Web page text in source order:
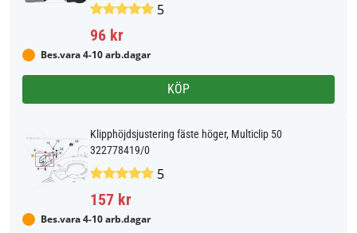
5
96 kr
Bes.vara 4-10 arb.dagar
KÖP
Klipphöjdsjustering fäste höger, Multiclip 50
322778419/0
5
157 kr
Bes.vara 4-10 arb.dagar